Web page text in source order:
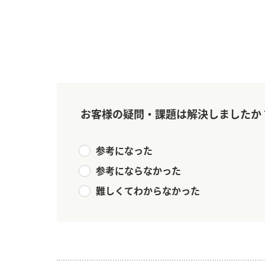
お客様の疑問・課題は解決しましたか
参考になった
参考にならなかった
難しくてわからなかった